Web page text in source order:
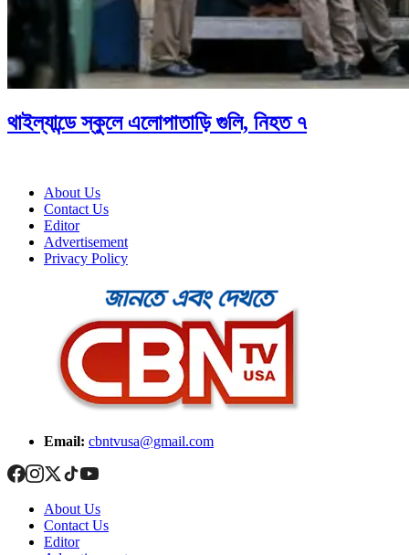
থাইল্যান্ডে স্কুলে এলোপাতাড়ি গুলি, নিহত ৭
About Us
Contact Us
Editor
Advertisement
Privacy Policy
Email: cbntvusa@gmail.com
About Us
Contact Us
Editor